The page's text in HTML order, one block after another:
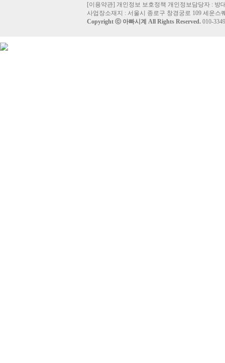
[이용약관] 개인정보 보호정책 개인정보담당자 : 방
사업장소재지 : 서울시 종로구 창경궁로 109 세운스
Copyright ⓒ 아빠시계 All Rights Reserved. 010-